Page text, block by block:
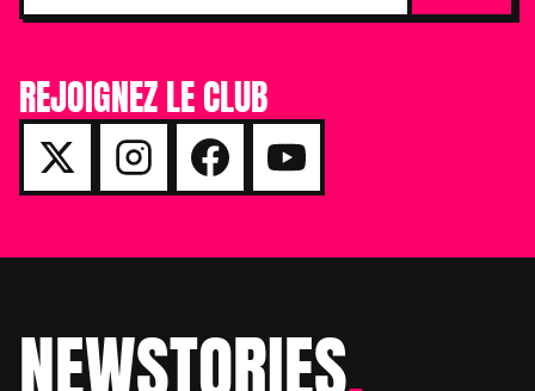
REJOIGNEZ LE CLUB
FooterNEWSTORIES.